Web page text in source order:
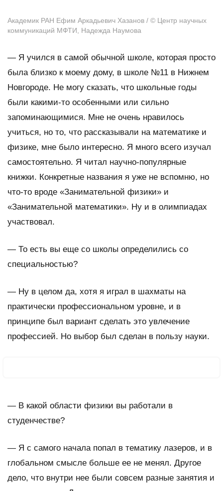
Академик РАН Ефим Аркадьевич Хазанов / © Центр научных
коммуникаций МФТИ, Надежда Наумова
— Я учился в самой обычной школе, которая просто
была близко к моему дому, в школе №11 в Нижнем
Новгороде. Не могу сказать, что школьные годы
были какими-то особенными или сильно
запоминающимися. Мне не очень нравилось
учиться, но то, что рассказывали на математике и
физике, мне было интересно. Я много всего изучал
самостоятельно. Я читал научно-популярные
книжки. Конкретные названия я уже не вспомню, но
что-то вроде «Занимательной физики» и
«Занимательной математики». Ну и в олимпиадах
участвовал.
— То есть вы еще со школы определились со
специальностью?
— Ну в целом да, хотя я играл в шахматы на
практически профессиональном уровне, и в
принципе был вариант сделать это увлечение
профессией. Но выбор был сделан в пользу науки.
— В какой области физики вы работали в
студенчестве?
— Я с самого начала попал в тематику лазеров, и в
глобальном смысле больше ее не менял. Другое
дело, что внутри нее были совсем разные занятия и